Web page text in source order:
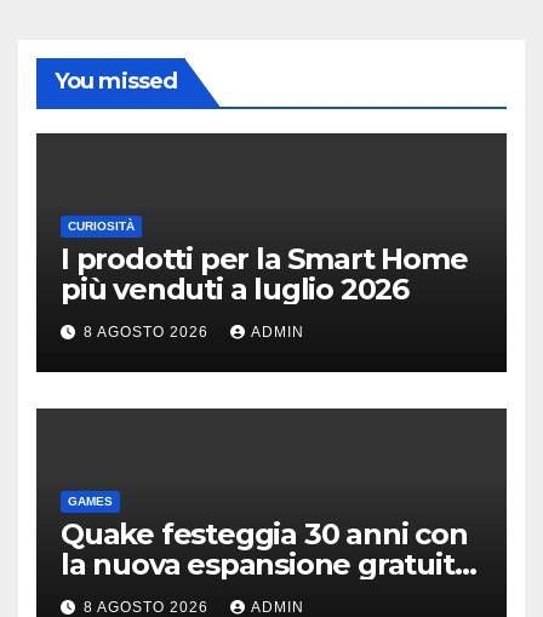
You missed
CURIOSITÀ
I prodotti per la Smart Home
più venduti a luglio 2026
8 AGOSTO 2026 ADMIN
GAMES
Quake festeggia 30 anni con
la nuova espansione gratuita
Dawn of The Machine
8 AGOSTO 2026 ADMIN